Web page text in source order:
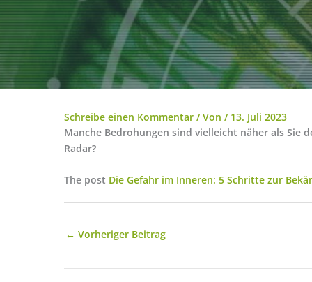
Schreibe einen Kommentar / Von / 13. Juli 2023
Manche Bedrohungen sind vielleicht näher als Sie
Radar?
The post Die Gefahr im Inneren: 5 Schritte zur
← Vorheriger Beitrag